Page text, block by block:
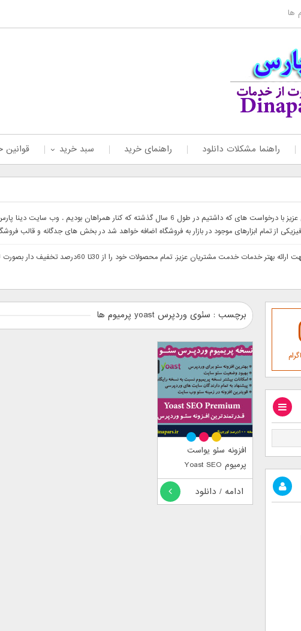
راهنما مشکلات دانلود راهنمای خرید سبد خرید قوانین
با سلام خدمت همراهان عزیز با درخواست های که داشتیم در طول 6 سال گذشته
از تمام ابزارهای موجود در بازار به فروشگاه اضافه خواهد شد در بخش های جدگانه و قالب
با سلام وب سایت دینا پارس جهت ارائه بهتر
برچسب : سئوی وردپرس yoast پرمیوم ها
افزونه سئو یواست
پرمیوم Yoast SEO
Premium
ادامه / دانلود